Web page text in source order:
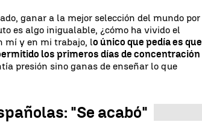
ganar a la mejor selección del mundo por
es algo inigualable, ¿cómo ha vivido el
mí y en mi trabajo, lo único que pedía es que
los primeros días de concentración
presión sino ganas de enseñar lo que
"Se acabó"